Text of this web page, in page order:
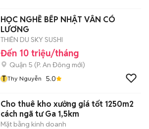
HỌC NGHỀ BẾP NHẬT VẪN CÓ
LƯƠNG
THIÊN DU SKY SUSHI
Đến 10 triệu/tháng
Quận 5 (P. An Đông mới)
T Thy Nguyễn 5.0
Cho thuê kho xưởng giá tốt 1250m2
cách ngã tư Ga 1,5km
Mặt bằng kinh doanh